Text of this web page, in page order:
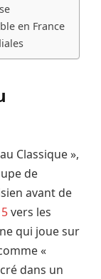
en France
Classique »,
de
avant de
vers les
qui joue sur
«
dans un